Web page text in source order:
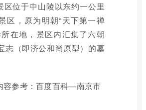
区位于中山陵以东约一公里
区，原为明朝“天下第一禅
在地，景区内汇集了六朝
志（即济公和尚原型）的墓
容参考：百度百科—南京市